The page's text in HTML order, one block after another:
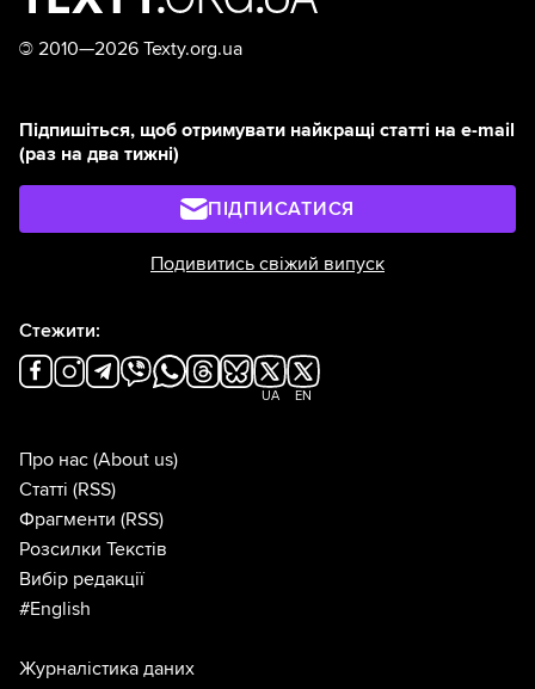
© 2010—2026 Texty.org.ua
Підпишіться, щоб отримувати найкращі статті на e-mail
(раз на два тижні)
ПІДПИСАТИСЯ
Подивитись свіжий випуск
Стежити:
UA EN
Про нас (About us)
Статті (RSS)
Фрагменти (RSS)
Розсилки Текстів
Вибір редакції
#English
Журналістика даних